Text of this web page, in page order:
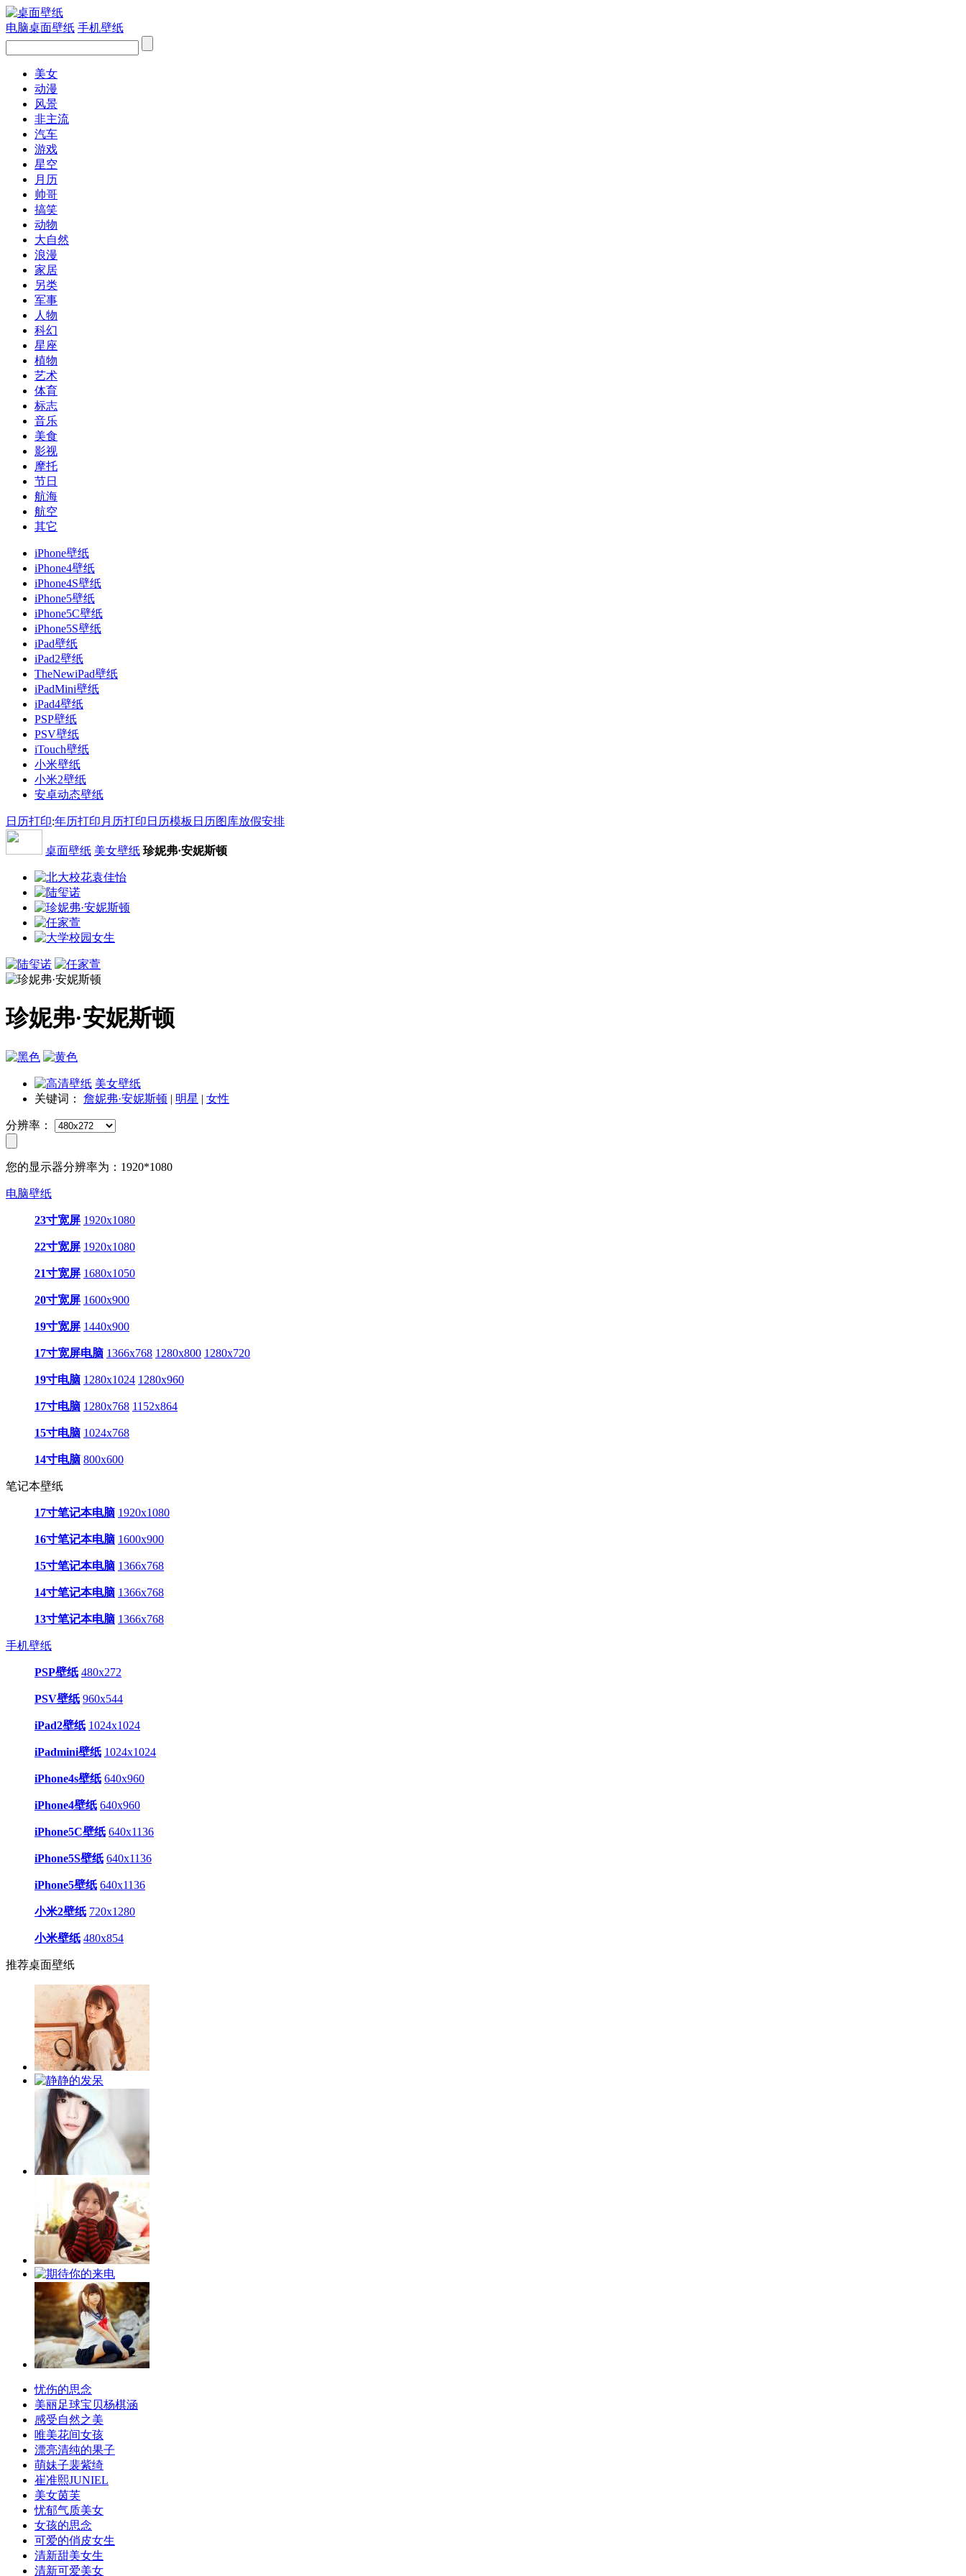
电脑桌面壁纸 手机壁纸
美女
动漫
风景
非主流
汽车
游戏
星空
月历
帅哥
搞笑
动物
大自然
浪漫
家居
另类
军事
人物
科幻
星座
植物
艺术
体育
标志
音乐
美食
影视
摩托
节日
航海
航空
其它
iPhone壁纸
iPhone4壁纸
iPhone4S壁纸
iPhone5壁纸
iPhone5C壁纸
iPhone5S壁纸
iPad壁纸
iPad2壁纸
TheNewiPad壁纸
iPadMini壁纸
iPad4壁纸
PSP壁纸
PSV壁纸
iTouch壁纸
小米壁纸
小米2壁纸
安卓动态壁纸
日历打印:年历打印 月历打印 日历模板 日历图库放假安排
桌面壁纸 美女壁纸 珍妮弗·安妮斯顿
珍妮弗·安妮斯顿
美女壁纸
关键词： 詹妮弗·安妮斯顿 | 明星 | 女性
分辨率：
您的显示器分辨率为： 1920*1080
电脑壁纸
23寸宽屏 1920x1080
22寸宽屏 1920x1080
21寸宽屏 1680x1050
20寸宽屏 1600x900
19寸宽屏 1440x900
17寸宽屏电脑 1366x768 1280x800 1280x720
19寸电脑 1280x1024 1280x960
17寸电脑 1280x768 1152x864
15寸电脑 1024x768
14寸电脑 800x600
笔记本壁纸
17寸笔记本电脑 1920x1080
16寸笔记本电脑 1600x900
15寸笔记本电脑 1366x768
14寸笔记本电脑 1366x768
13寸笔记本电脑 1366x768
手机壁纸
PSP壁纸 480x272
PSV壁纸 960x544
iPad2壁纸 1024x1024
iPadmini壁纸 1024x1024
iPhone4s壁纸 640x960
iPhone4壁纸 640x960
iPhone5C壁纸 640x1136
iPhone5S壁纸 640x1136
iPhone5壁纸 640x1136
小米2壁纸 720x1280
小米壁纸 480x854
推荐桌面壁纸
忧伤的思念
美丽足球宝贝杨棋涵
感受自然之美
唯美花间女孩
漂亮清纯的果子
萌妹子裴紫绮
崔准熙JUNIEL
美女茵芙
忧郁气质美女
女孩的思念
可爱的俏皮女生
清新甜美女生
清新可爱美女